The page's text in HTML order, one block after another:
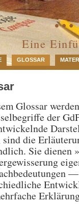
…
Eine
GLOSSAR
Glossar
der
die
Sie dienen